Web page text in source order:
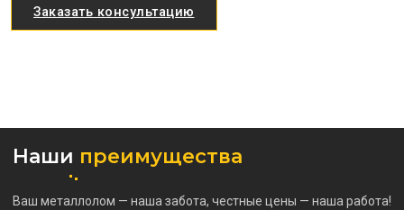
Заказать консультацию
Наши преимущества
Ваш металлолом — наша забота, честные цены — наша работа!